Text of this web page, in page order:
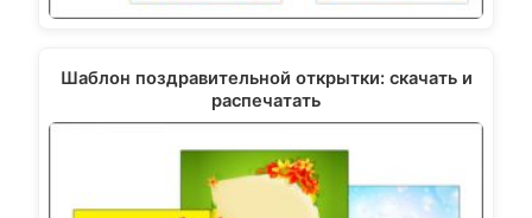
Шаблон поздравительной открытки: скачать и
распечатать